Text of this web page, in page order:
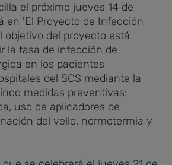
el próximo jueves 14 de
en 'El Proyecto de Infección
objetivo del proyecto está
la tasa de infección de
en los pacientes
del SCS mediante la
medidas preventivas:
uso de aplicadores de
del vello, normotermia y